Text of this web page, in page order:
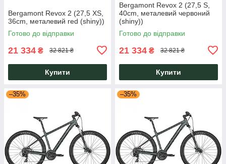
Bergamont Revox 2 (27,5 XS,
36cm, металевий red (shiny))
Готово до відправки
21 334 ₴ 32 821 ₴
Купити
Bergamont Revox 2 (27,5 S,
40cm, металевий червоний
(shiny))
Готово до відправки
21 334 ₴ 32 821 ₴
Купити
–35% –35%